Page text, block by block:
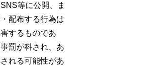
等に公開、ま
配布する行為は
するものであ
罰が科され、あ
れる可能性があ